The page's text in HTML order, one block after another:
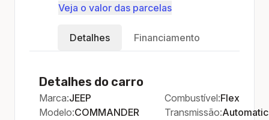
Veja o valor das parcelas
Detalhes Financiamento
Detalhes do carro
Marca:JEEP
Modelo:COMMANDER
Combustível:Flex
Transmissão: